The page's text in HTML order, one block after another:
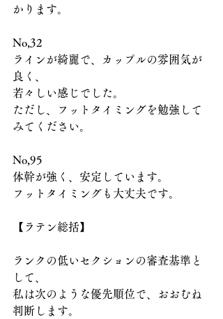
かります。
No,32
ラインが綺麗で、カップルの雰囲気が
良く、
若々しい感じでした。
ただし、フットタイミングを勉強して
みてください。
No,95
体幹が強く、安定しています。
フットタイミングも大丈夫です。
【ラテン総括】
ランクの低いセクションの審査基準と
して、
私は次のような優先順位で、おおむね
判断します。